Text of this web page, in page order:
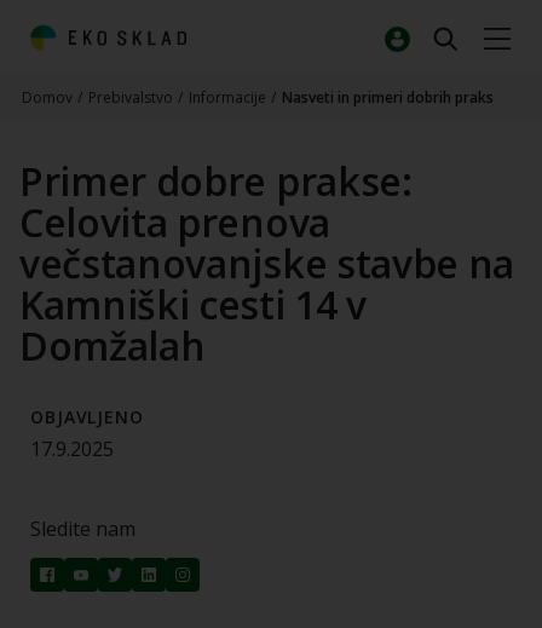
Domov / Prebivalstvo / Informacije / Nasveti in primeri dobrih praks
Primer dobre prakse:
Celovita prenova
večstanovanjske stavbe na
Kamniški cesti 14 v
Domžalah
OBJAVLJENO
17.9.2025
Sledite nam